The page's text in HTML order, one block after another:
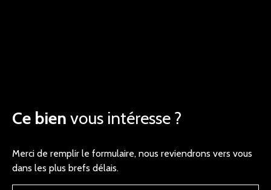
Ce bien vous intéresse ?
Merci de remplir le formulaire, nous reviendrons vers vous
dans les plus brefs délais.